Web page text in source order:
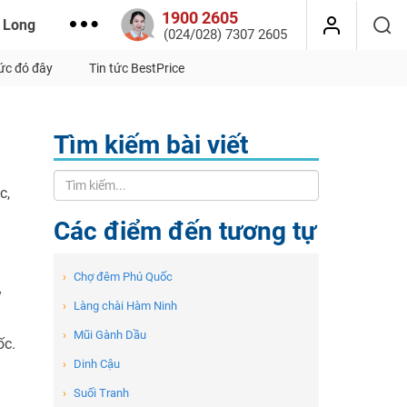
Long 1900 2605
(024/028) 7307 2605
đó đây Tin tức BestPrice
Tìm kiếm bài viết
Các điểm đến tương tự
› Chợ đêm Phú Quốc
› Làng chài Hàm Ninh
› Mũi Gành Dầu
› Dinh Cậu
› Suối Tranh